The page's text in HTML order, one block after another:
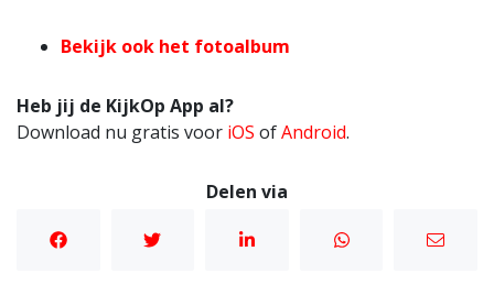
Bekijk ook het fotoalbum
Heb jij de KijkOp App al?
Download nu gratis voor iOS ofAndroid.
Delen via